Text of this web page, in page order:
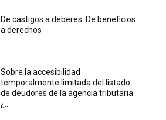
De castigos a deberes. De beneficios
a derechos
Sobre la accesibilidad
temporalmente limitada del listado
de deudores de la agencia tributaria.
¿...